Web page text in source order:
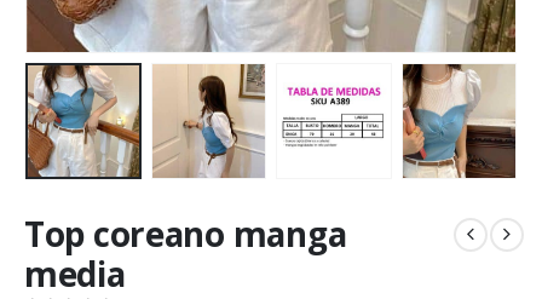
Top coreano manga
media